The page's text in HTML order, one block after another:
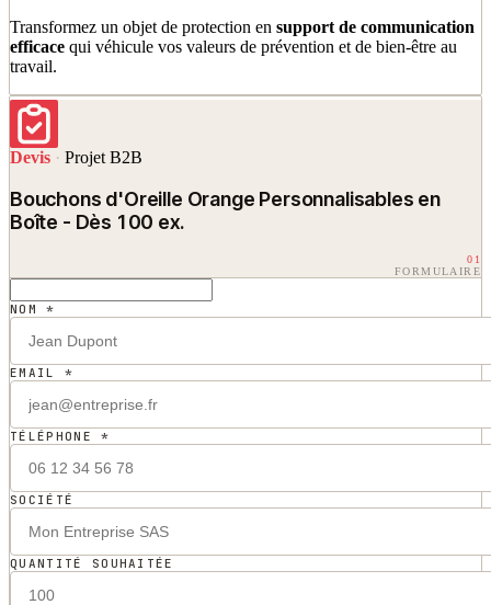
Transformez un objet de protection en support de communication
efficace qui véhicule vos valeurs de prévention et de bien-être au
travail.
Devis · Projet B2B
Bouchons d'Oreille Orange Personnalisables en
Boîte - Dès 100 ex.
01
FORMULAIRE
NOM *
EMAIL *
TÉLÉPHONE *
SOCIÉTÉ
QUANTITÉ SOUHAITÉE